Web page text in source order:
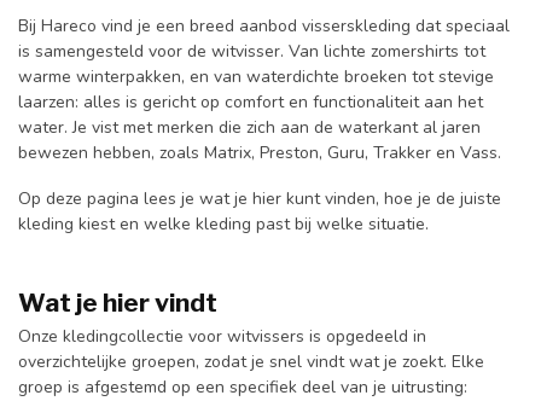
Bij Hareco vind je een breed aanbod visserskleding dat speciaal
is samengesteld voor de witvisser. Van lichte zomershirts tot
warme winterpakken, en van waterdichte broeken tot stevige
laarzen: alles is gericht op comfort en functionaliteit aan het
water. Je vist met merken die zich aan de waterkant al jaren
bewezen hebben, zoals Matrix, Preston, Guru, Trakker en Vass.
Op deze pagina lees je wat je hier kunt vinden, hoe je de juiste
kleding kiest en welke kleding past bij welke situatie.
Wat je hier vindt
Onze kledingcollectie voor witvissers is opgedeeld in
overzichtelijke groepen, zodat je snel vindt wat je zoekt. Elke
groep is afgestemd op een specifiek deel van je uitrusting: